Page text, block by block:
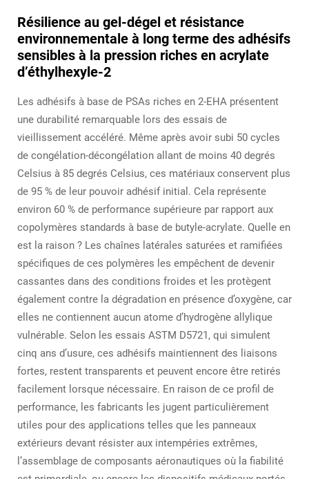
Résilience au gel-dégel et résistance
environnementale à long terme des adhésifs
sensibles à la pression riches en acrylate
d’éthylhexyle-2
Les adhésifs à base de PSAs riches en 2-EHA présentent
une durabilité remarquable lors des essais de
vieillissement accéléré. Même après avoir subi 50 cycles
de congélation-décongélation allant de moins 40 degrés
Celsius à 85 degrés Celsius, ces matériaux conservent plus
de 95 % de leur pouvoir adhésif initial. Cela représente
environ 60 % de performance supérieure par rapport aux
copolymères standards à base de butyle-acrylate. Quelle en
est la raison ? Les chaînes latérales saturées et ramifiées
spécifiques de ces polymères les empêchent de devenir
cassantes dans des conditions froides et les protègent
également contre la dégradation en présence d’oxygène, car
elles ne contiennent aucun atome d’hydrogène allylique
vulnérable. Selon les essais ASTM D5721, qui simulent
cinq ans d’usure, ces adhésifs maintiennent des liaisons
fortes, restent transparents et peuvent encore être retirés
facilement lorsque nécessaire. En raison de ce profil de
performance, les fabricants les jugent particulièrement
utiles pour des applications telles que les panneaux
extérieurs devant résister aux intempéries extrêmes,
l’assemblage de composants aéronautiques où la fiabilité